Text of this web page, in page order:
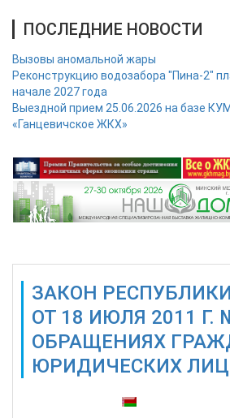
ПОСЛЕДНИЕ НОВОСТИ
Вызовы аномальной жары
Реконструкцию водозабора "Пина-2"
начале 2027 года
Выездной прием 25.06.2026 на базе
«Ганцевичское ЖКХ»
ЗАКОН
ОТ 18 ИЮЛЯ 2011 Г.
ОБРАЩЕНИЯХ
ЮРИДИЧЕСКИХ
Также доступны: